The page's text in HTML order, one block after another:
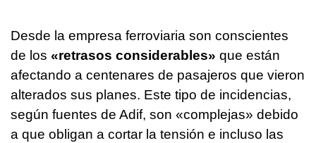
Desde la empresa ferroviaria son conscientes
de los «retrasos considerables» que están
afectando a centenares de pasajeros que vieron
alterados sus planes. Este tipo de incidencias,
según fuentes de Adif, son «complejas» debido
a que obligan a cortar la tensión e incluso las